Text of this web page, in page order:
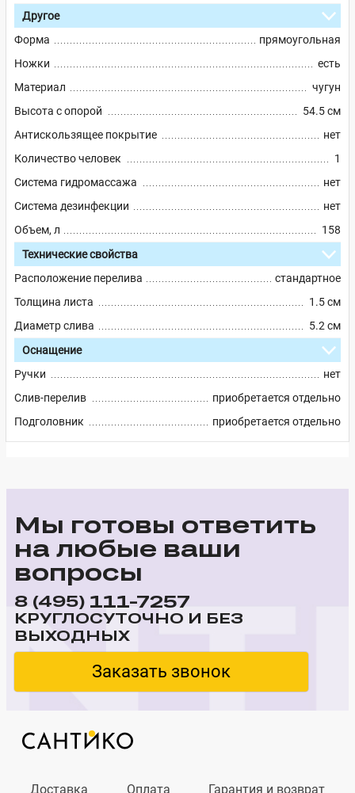
Другое
Форма
прямоугольная
Ножки
есть
Материал
чугун
Высота с опорой
54.5 см
Антискользящее покрытие
нет
Количество человек
1
Система гидромассажа
нет
Система дезинфекции
нет
Объем, л
158
Технические свойства
Расположение перелива
стандартное
Толщина листа
1.5 см
Диаметр слива
5.2 см
Оснащение
Ручки
нет
Слив-перелив
приобретается отдельно
Подголовник
приобретается отдельно
Мы готовы ответить
на любые ваши
вопросы
8 (495) 111-7257
КРУГЛОСУТОЧНО И БЕЗ
ВЫХОДНЫХ
Заказать звонок
Доставка Оплата Гарантия и возврат